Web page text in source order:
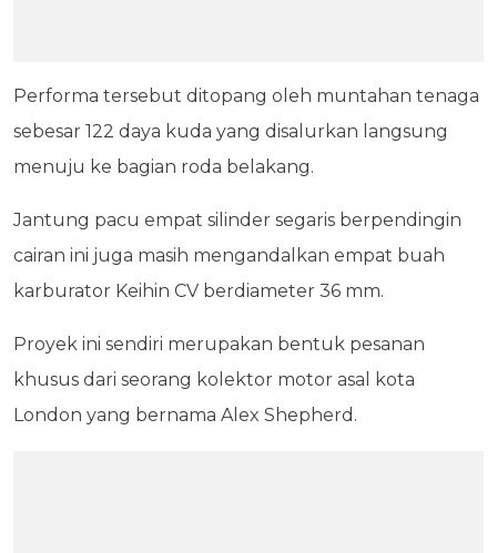
Performa tersebut ditopang oleh muntahan tenaga
sebesar 122 daya kuda yang disalurkan langsung
menuju ke bagian roda belakang.
Jantung pacu empat silinder segaris berpendingin
cairan ini juga masih mengandalkan empat buah
karburator Keihin CV berdiameter 36 mm.
Proyek ini sendiri merupakan bentuk pesanan
khusus dari seorang kolektor motor asal kota
London yang bernama Alex Shepherd.